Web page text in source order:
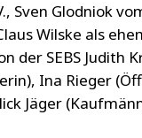
Sven Glodniok
Wilske als
der SEBS Judith
Ina Rieger
Jäger